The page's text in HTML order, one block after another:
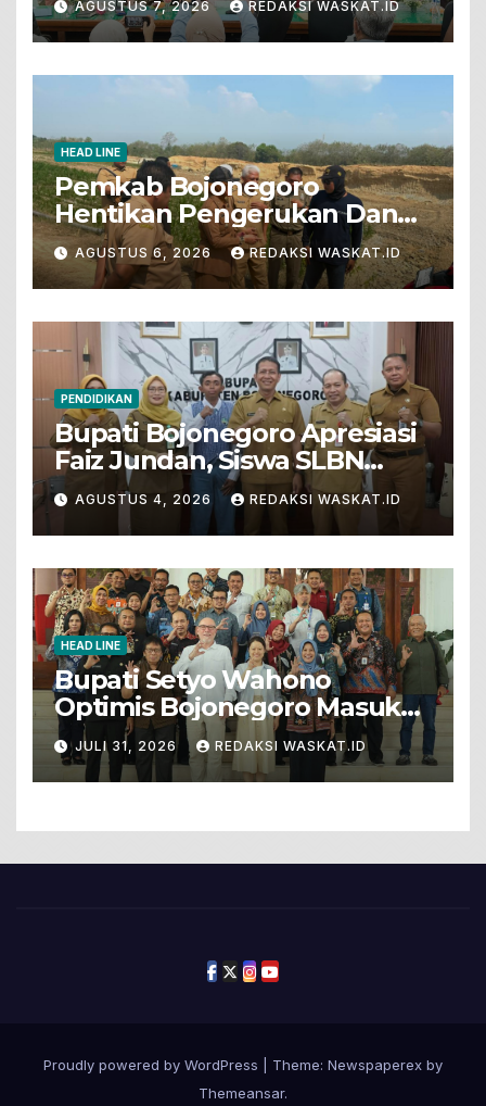
AGUSTUS 7, 2026 REDAKSI WASKAT.ID
HEAD LINE
Pemkab Bojonegoro
Hentikan Pengerukan Dan
Penjualan Tanah Dari Lahan
Pertanian
AGUSTUS 6, 2026 REDAKSI WASKAT.ID
PENDIDIKAN
Bupati Bojonegoro Apresiasi
Faiz Jundan, Siswa SLBN
Gunungsari Baureno Masuk
LKS Diksus Tingkat Nasional
AGUSTUS 4, 2026 REDAKSI WASKAT.ID
HEAD LINE
Bupati Setyo Wahono
Optimis Bojonegoro Masuk
Unesco Global Geopark
JULI 31, 2026 REDAKSI WASKAT.ID
Proudly powered by WordPress
Theme: Newspaperex by
Themeansar.